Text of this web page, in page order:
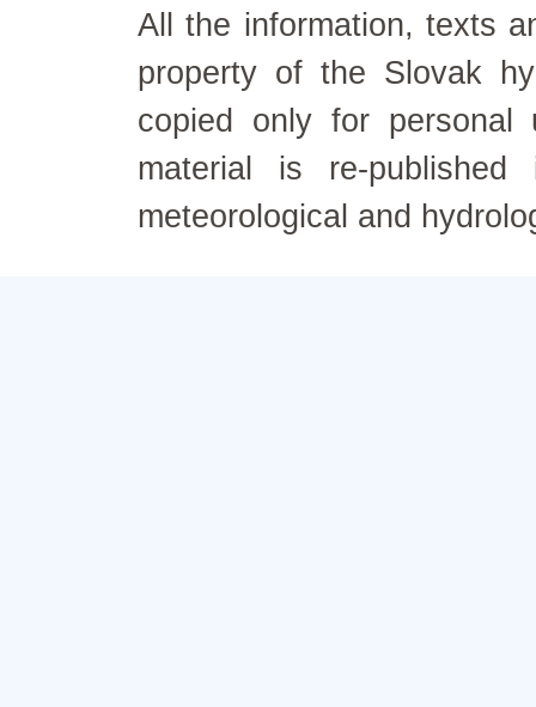
All the information, texts
property of the Slovak
copied only for personal
material is re-
meteorological and